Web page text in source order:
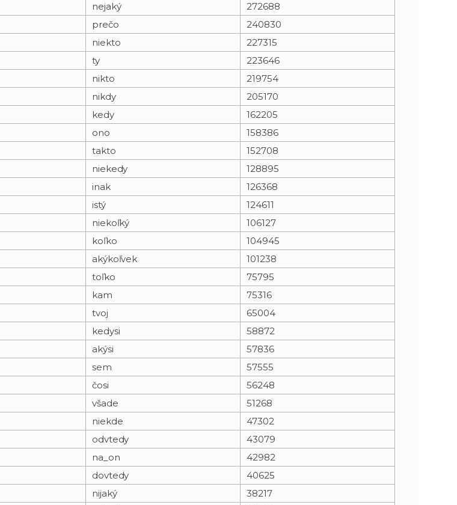
nejaký
272688
prečo
240830
niekto
227315
ty
223646
nikto
219754
nikdy
205170
kedy
162205
ono
158386
takto
152708
niekedy
128895
inak
126368
istý
124611
niekoľký
106127
koľko
104945
akýkoľvek
101238
toľko
75795
kam
75316
tvoj
65004
kedysi
58872
akýsi
57836
sem
57555
čosi
56248
všade
51268
niekde
47302
odvtedy
43079
na_on
42982
dovtedy
40625
nijaký
38217